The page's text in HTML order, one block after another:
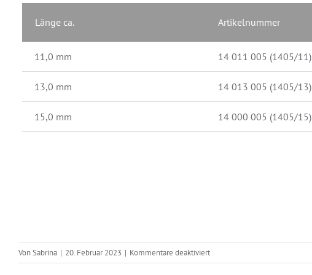
Länge ca. Artikelnummer
11,0 mm 14 011 005 (1405/11)
13,0 mm 14 013 005 (1405/13)
15,0 mm 14 000 005 (1405/15)
VonSabrina | 20. Februar 2023 | Kommentare deaktiviertfür
Creolen